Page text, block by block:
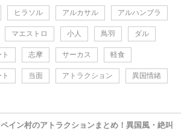
ヒラソル アルカサル アルハンブラ
マエストロ 小人 鳥羽 ダル
志摩 サーカス 軽食
当面 アトラクション 異国情緒
イン村のアトラクションまとめ！異国風・絶叫